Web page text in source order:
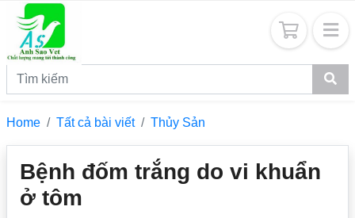
Home Tất cả bài viết Thủy Sản
Bệnh đốm trắng do vi khuẩn
ở tôm